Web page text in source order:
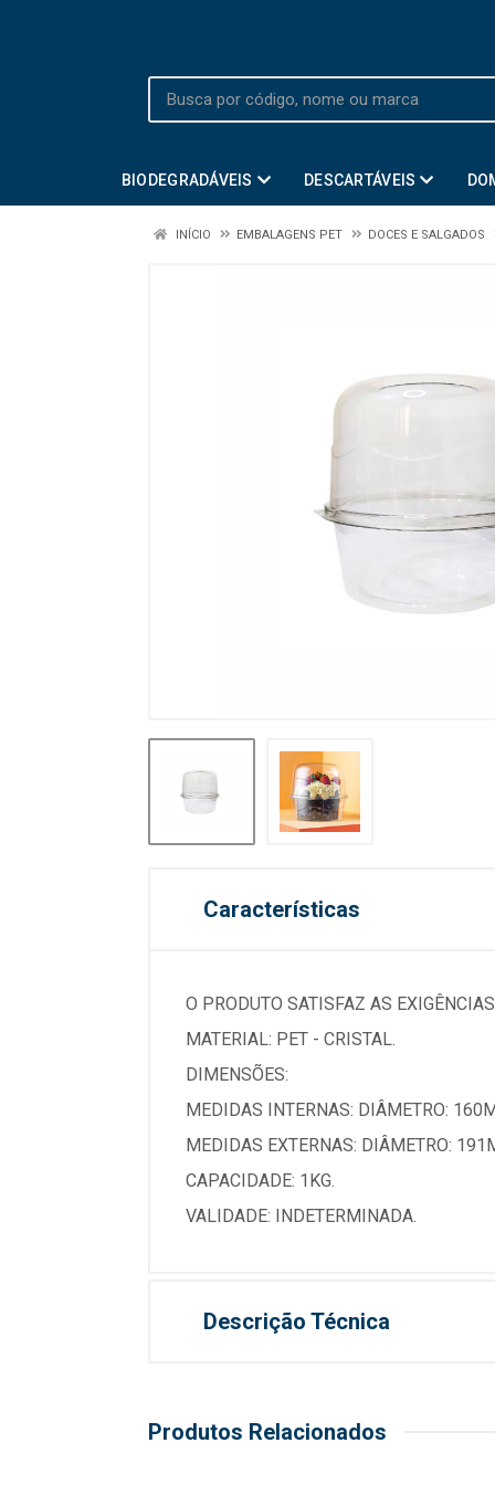
BIODEGRADÁVEIS DESCARTÁVEIS
INÍCIO EMBALAGENS PET DOCES E SALGADOS
Características
O PRODUTO SATISFAZ AS
MATERIAL: PET - CRISTAL.
DIMENSÕES:
MEDIDAS INTERNAS: DIÂMETRO:
MEDIDAS EXTERNAS: DIÂMETRO:
CAPACIDADE: 1KG.
VALIDADE: INDETERMINADA.
Descrição Técnica
Produtos Relacionados